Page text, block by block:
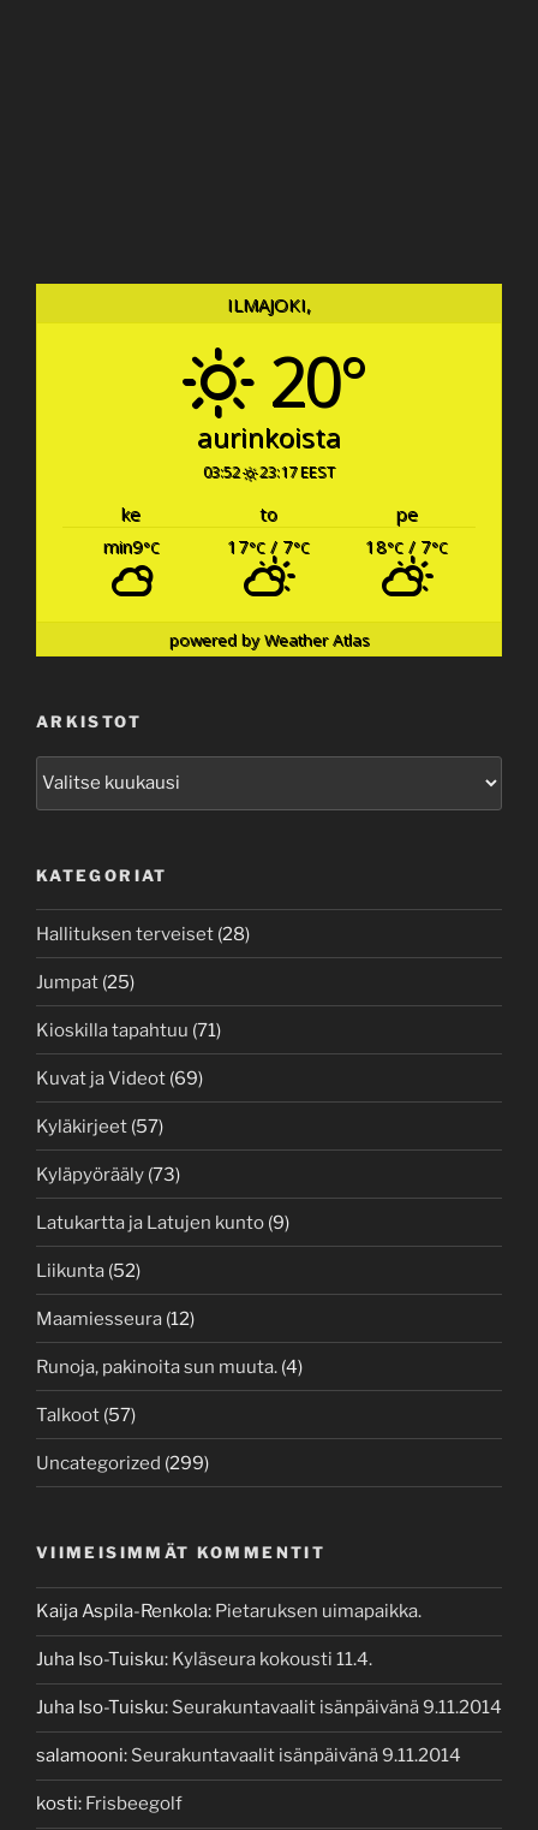
ILMAJOKI,
20°
aurinkoista
03:52 23:17 EEST
ke to
pe
min9°C 17°C / 7°C 18°C / 7°C
powered byWeather Atlas
ARKISTOT
KATEGORIAT
Hallituksen terveiset (28)
Jumpat (25)
Kioskilla tapahtuu (71)
Kuvat ja Videot (69)
Kyläkirjeet (57)
Kyläpyörääly (73)
Latukartta ja Latujen kunto (9)
Liikunta (52)
Maamiesseura (12)
Runoja, pakinoita sun muuta. (4)
Talkoot (57)
Uncategorized (299)
VIIMEISIMMÄT KOMMENTIT
Kaija Aspila-Renkola: Pietaruksen uimapaikka.
Juha Iso-Tuisku: Kyläseura kokousti 11.4.
Juha Iso-Tuisku: Seurakuntavaalit isänpäivänä 9.11.2014
salamooni: Seurakuntavaalit isänpäivänä 9.11.2014
kosti: Frisbeegolf